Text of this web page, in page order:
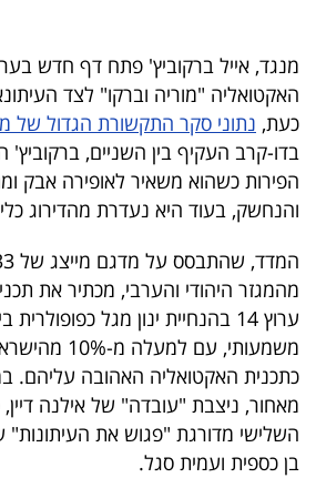
5
המילון
הכלכלי
פודקאסט
UNDER
40
שיתופי
פעולה
האקטואליה "מוריה וברקו" לצד
כעת, נתוני סקר התקשורת הגדול של
בדו-קרב העקיף בין השניים,
הפירות כשהוא משאיר לאופירה אבק
והנחשק, בעוד היא נעדרת מהדירוג
מהמגזר היהודי והערבי, מכתיר את
ערוץ 14 בהנחיית ינון מגל
משמעותי, עם
כתכנית האקטואליה האהובה עליהם.
מאחור, ניצבת "עובדה" של אילנה
בן כספית ועמית סגל.